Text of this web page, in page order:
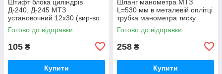
Штифт блока циліндрів
Д-240, Д-245 МТЗ
установочний 12х30 (вир-во
Україна) 50-1002034 / 50-
1002034-А
Готово до відправки
105 ₴
Купити
Шланг манометра МТЗ
L=530 мм в металевій оплітці
трубка манометра тиску
масла (вир-во Україна) 70-
3801180
Готово до відправки
258 ₴
Купити